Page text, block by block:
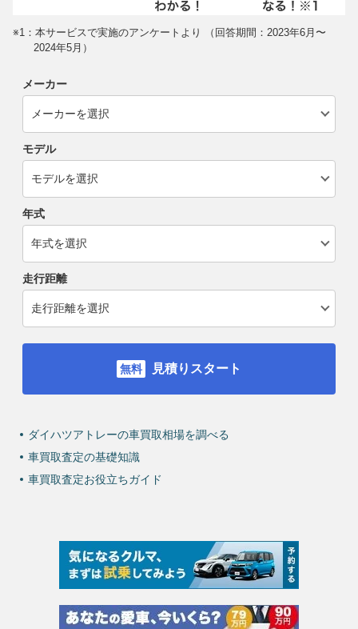
※1：本サービスで実施のアンケートより （回答期間：2023年6月〜
2024年5月）
メーカー
モデル
年式
走行距離
見積りスタート
ダイハツアトレーの車買取相場を調べる
車買取査定の基礎知識
車買取査定お役立ちガイド